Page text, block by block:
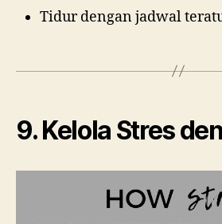
Tidur dengan jadwal
9. Kelola Stres